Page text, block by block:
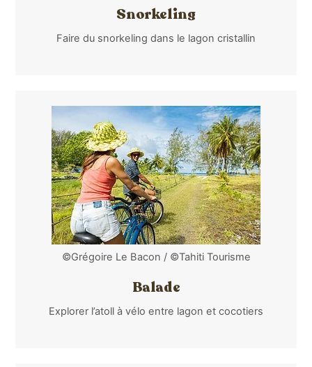
Snorkeling
Faire du snorkeling dans le lagon cristallin
©Grégoire Le Bacon / ©Tahiti Tourisme
Balade
Explorer l’atoll à vélo entre lagon et cocotiers